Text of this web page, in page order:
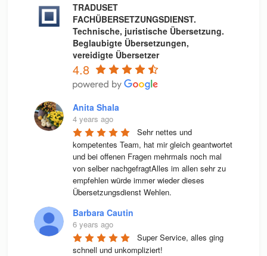
TRADUSET
FACHÜBERSETZUNGSDIENST.
Technische, juristische Übersetzung.
Beglaubigte Übersetzungen,
vereidigte Übersetzer
4.8
Anita Shala
4 years ago
Sehr nettes und
kompetentes Team, hat mir gleich geantwortet
und bei offenen Fragen mehrmals noch mal
von selber nachgefragtAlles im allen sehr zu
empfehlen würde immer wieder dieses
Übersetzungsdienst Wehlen.
Barbara Cautin
6 years ago
Super Service, alles ging
schnell und unkompliziert!